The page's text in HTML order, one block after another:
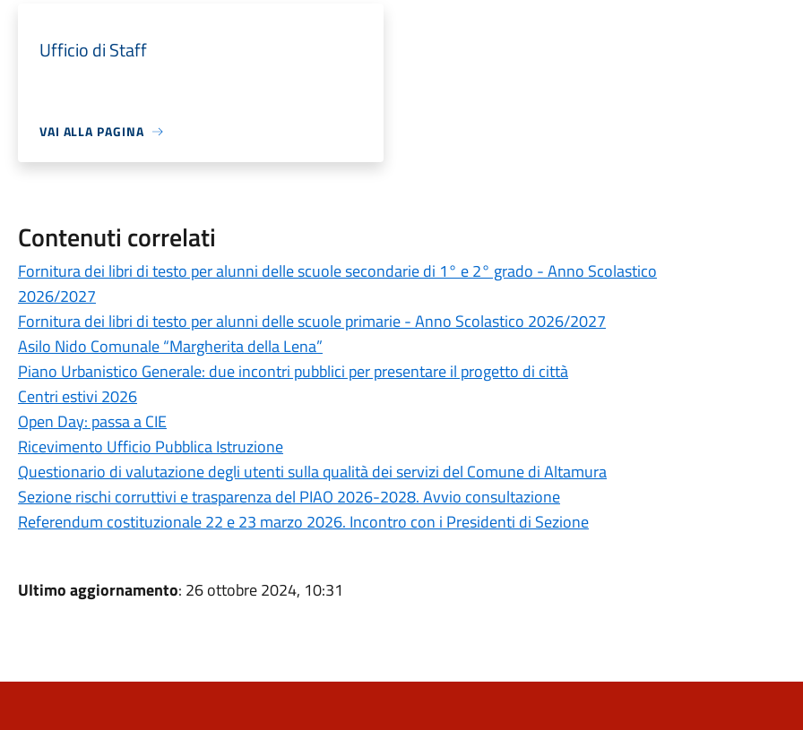
Ufficio di Staff
VAI ALLA PAGINA
Contenuti correlati
Fornitura dei libri di testo per alunni delle scuole secondarie di 1° e 2° grado - Anno Scolastico
2026/2027
Fornitura dei libri di testo per alunni delle scuole primarie - Anno Scolastico 2026/2027
Asilo Nido Comunale “Margherita della Lena”
Piano Urbanistico Generale: due incontri pubblici per presentare il progetto di città
Centri estivi 2026
Open Day: passa a CIE
Ricevimento Ufficio Pubblica Istruzione
Questionario di valutazione degli utenti sulla qualità dei servizi del Comune di Altamura
Sezione rischi corruttivi e trasparenza del PIAO 2026-2028. Avvio consultazione
Referendum costituzionale 22 e 23 marzo 2026. Incontro con i Presidenti di Sezione
Ultimo aggiornamento: 26 ottobre 2024, 10:31